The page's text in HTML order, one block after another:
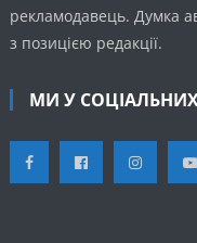
рекламодавець. Думка
з позицією редакції.
МИ У